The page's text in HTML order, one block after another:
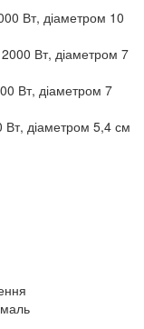
Вт, діаметром 10
Вт, діаметром 7
Вт, діаметром 7
Вт, діаметром 5,4 см